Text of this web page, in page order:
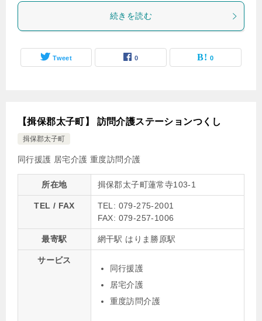
続きを読む
Tweet 0 0
【揖保郡太子町】 訪問介護ステーションつくし
揖保郡太子町
同行援護 居宅介護 重度訪問介護
所在地 揖保郡太子町蓮常寺103-1
TEL / FAX
TEL: 079-275-2001
FAX: 079-257-1006
最寄駅 網干駅 はりま勝原駅
サービス
同行援護
居宅介護
重度訪問介護